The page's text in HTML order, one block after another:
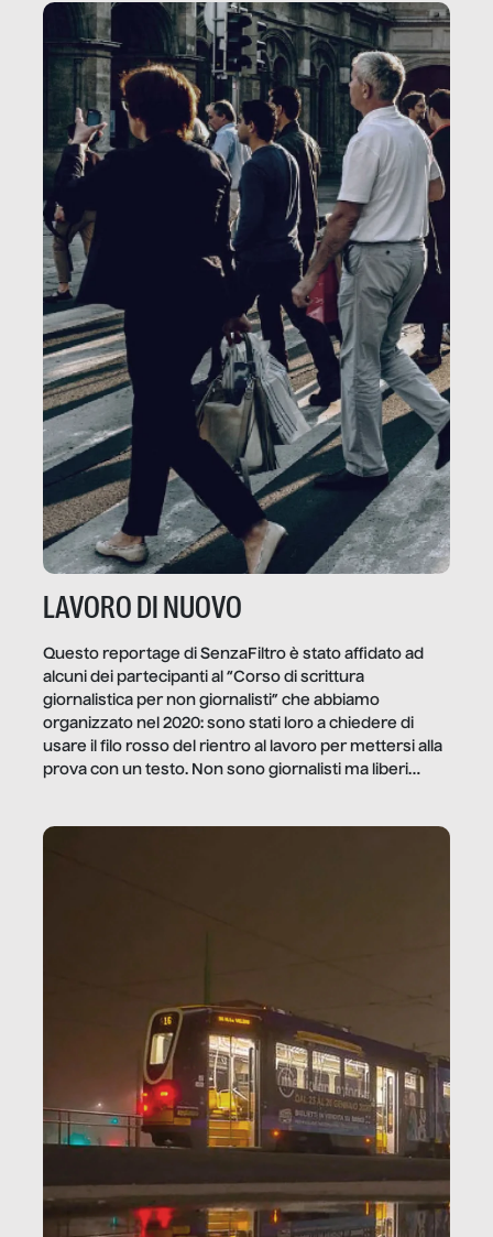
LAVORO DI NUOVO
Questo reportage di SenzaFiltro è stato affidato ad
alcuni dei partecipanti al “Corso di scrittura
giornalistica per non giornalisti” che abbiamo
organizzato nel 2020: sono stati loro a chiedere di
usare il filo rosso del rientro al lavoro per mettersi alla
prova con un testo. Non sono giornalisti ma liberi